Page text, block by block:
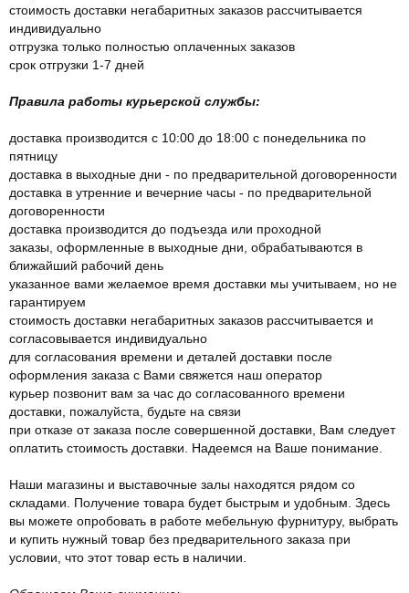
стоимость доставки негабаритных заказов рассчитывается
индивидуально
отгрузка только полностью оплаченных заказов
срок отгрузки 1-7 дней
Правила работы курьерской службы:
доставка производится с 10:00 до 18:00 с понедельника по
пятницу
доставка в выходные дни - по предварительной договоренности
доставка в утренние и вечерние часы - по предварительной
договоренности
доставка производится до подъезда или проходной
заказы, оформленные в выходные дни, обрабатываются в
ближайший рабочий день
указанное вами желаемое время доставки мы учитываем, но не
гарантируем
стоимость доставки негабаритных заказов рассчитывается и
согласовывается индивидуально
для согласования времени и деталей доставки после
оформления заказа с Вами свяжется наш оператор
курьер позвонит вам за час до согласованного времени
доставки, пожалуйста, будьте на связи
при отказе от заказа после совершенной доставки, Вам следует
оплатить стоимость доставки. Надеемся на Ваше понимание.
Наши магазины и выставочные залы находятся рядом со
складами. Получение товара будет быстрым и удобным. Здесь
вы можете опробовать в работе мебельную фурнитуру, выбрать
и купить нужный товар без предварительного заказа при
условии, что этот товар есть в наличии.